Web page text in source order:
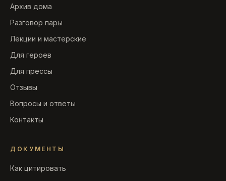
Архив дома
Разговор пары
Лекции и мастерские
Для героев
Для прессы
Отзывы
Вопросы и ответы
Контакты
ДОКУМЕНТЫ
Как цитировать